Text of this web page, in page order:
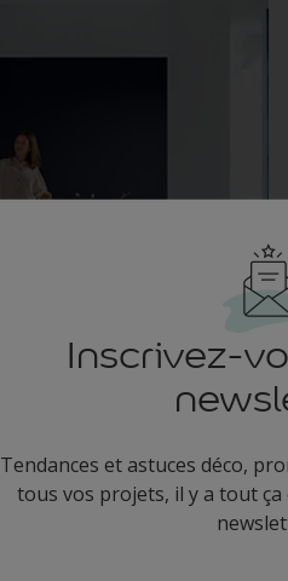
Inscrivez-
Tendances et astuces déco,
tous vos projets, il y a tout